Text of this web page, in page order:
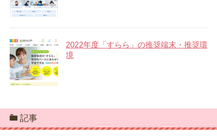
2022年度「すらら」の推奨端末・推奨環
境
記事